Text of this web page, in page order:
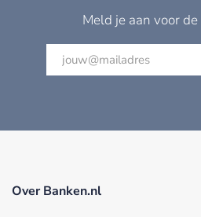
Meld je aan voor
Over Banken.nl